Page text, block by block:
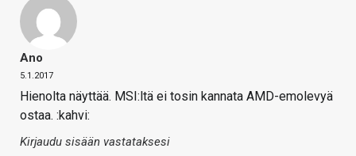
Ano
5.1.2017
Hienolta näyttää. MSI:ltä ei tosin kannata AMD-emolevyä
ostaa. :kahvi:
Kirjaudu sisään vastataksesi